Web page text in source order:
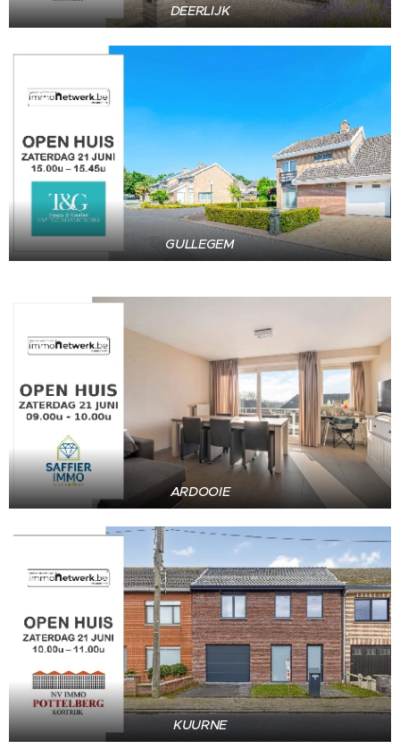
DEERLIJK
GULLEGEM
ARDOOIE
KUURNE